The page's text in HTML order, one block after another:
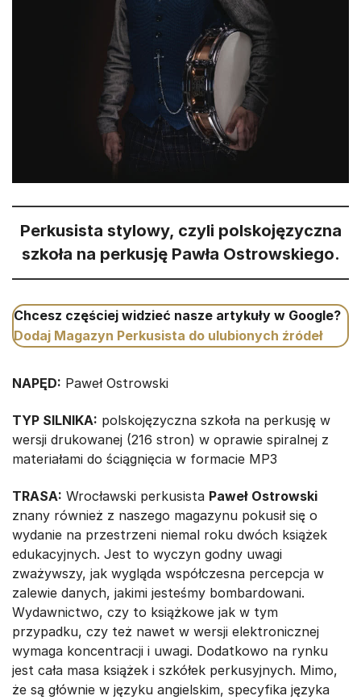
Perkusista stylowy, czyli polskojęzyczna
szkoła na perkusję Pawła Ostrowskiego.
Chcesz częściej widzieć nasze artykuły w Google?
Dodaj Magazyn Perkusista do ulubionych źródeł
NAPĘD: Paweł Ostrowski
TYP SILNIKA: polskojęzyczna szkoła na perkusję w
wersji drukowanej (216 stron) w oprawie spiralnej z
materiałami do ściągnięcia w formacie MP3
TRASA: Wrocławski perkusista Paweł Ostrowski
znany również z naszego magazynu pokusił się o
wydanie na przestrzeni niemal roku dwóch książek
edukacyjnych. Jest to wyczyn godny uwagi
zważywszy, jak wygląda współczesna percepcja w
zalewie danych, jakimi jesteśmy bombardowani.
Wydawnictwo, czy to książkowe jak w tym
przypadku, czy też nawet w wersji elektronicznej
wymaga koncentracji i uwagi. Dodatkowo na rynku
jest cała masa książek i szkółek perkusyjnych. Mimo,
że są głównie w języku angielskim, specyfika języka